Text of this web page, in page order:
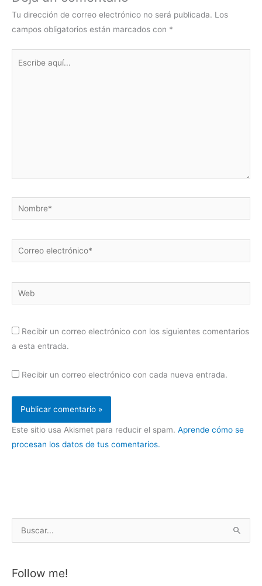
Tu dirección de correo electrónico no será publicada. Los
campos obligatorios están marcados con *
Nombre*
Correo
electrónico*
Web
Recibir un correo electrónico con los siguientes comentarios
a esta entrada.
Recibir un correo electrónico con cada nueva entrada.
Este sitio usa Akismet para reducir el spam. Aprende cómo se
procesan los datos de tus comentarios.
u
c
Follow me!